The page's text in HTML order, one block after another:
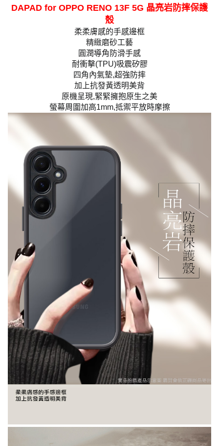
DAPAD for OPPO RENO 13F 5G 晶亮岩防摔保護
殼
柔柔膚感的手感邊框
精緻磨砂工藝
圓潤導角防滑手感
耐衝擊(TPU)吸震矽膠
四角內氣墊,超強防摔
加上抗發黃透明美背
原機呈現,緊緊擁抱原生之美
螢幕周圍加高1mm,抵禦平放時摩擦